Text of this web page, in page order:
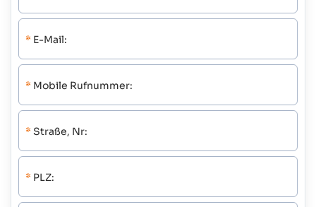
* E-Mail:
* Mobile Rufnummer:
* Straße, Nr:
* PLZ: